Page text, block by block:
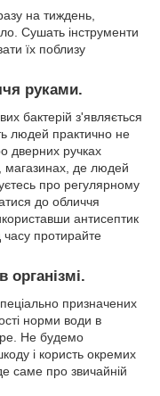
на тиждень,
Сушать інструменти
їх поблизу
руками.
бактерій з'являється
людей практично не
дверних ручках
магазинах, де людей
про регулярному
до обличчя
антисептик
протирайте
організмі.
призначених
норми води в
Не будемо
і користь окремих
саме про звичайній